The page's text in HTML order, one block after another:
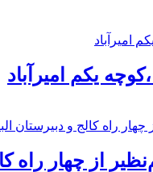
یکم امیرآباد
از چهار راه كالج و